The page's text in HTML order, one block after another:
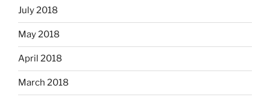
July 2018
May 2018
April 2018
March 2018